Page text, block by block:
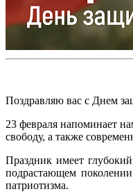
Поздравляю вас с Днем
23 февраля напоминает
свободу, а также
Праздник имеет
подрастающем
патриотизма.